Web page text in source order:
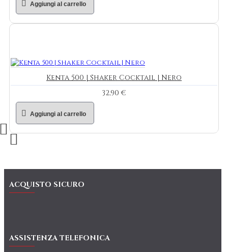
Aggiungi al carrello
Kenta 500 | Shaker Cocktail | Nero
32,90 €
Aggiungi al carrello
ACQUISTO SICURO
ASSISTENZA TELEFONICA